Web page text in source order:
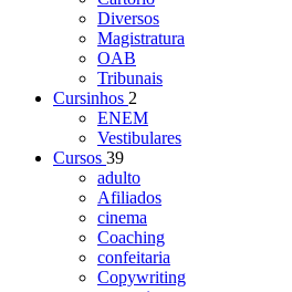
Diversos
Magistratura
OAB
Tribunais
Cursinhos 2
ENEM
Vestibulares
Cursos 39
adulto
Afiliados
cinema
Coaching
confeitaria
Copywriting